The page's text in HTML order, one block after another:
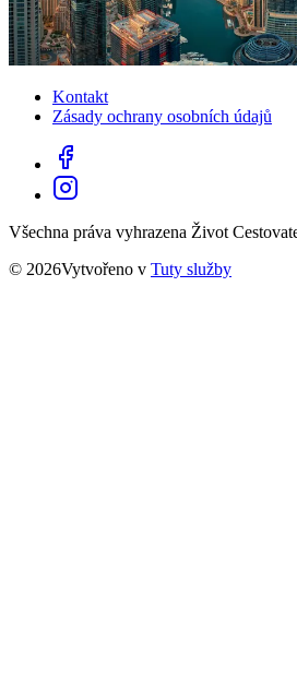
Kontakt
Zásady ochrany osobních údajů
Všechna práva vyhrazena Život
© 2026Vytvořeno v Tuty služby